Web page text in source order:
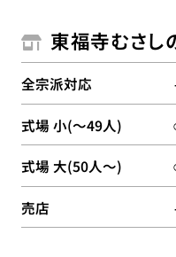
東福寺むさし
全宗派対応
式場 小(〜49人)
式場 大(50人〜)
売店